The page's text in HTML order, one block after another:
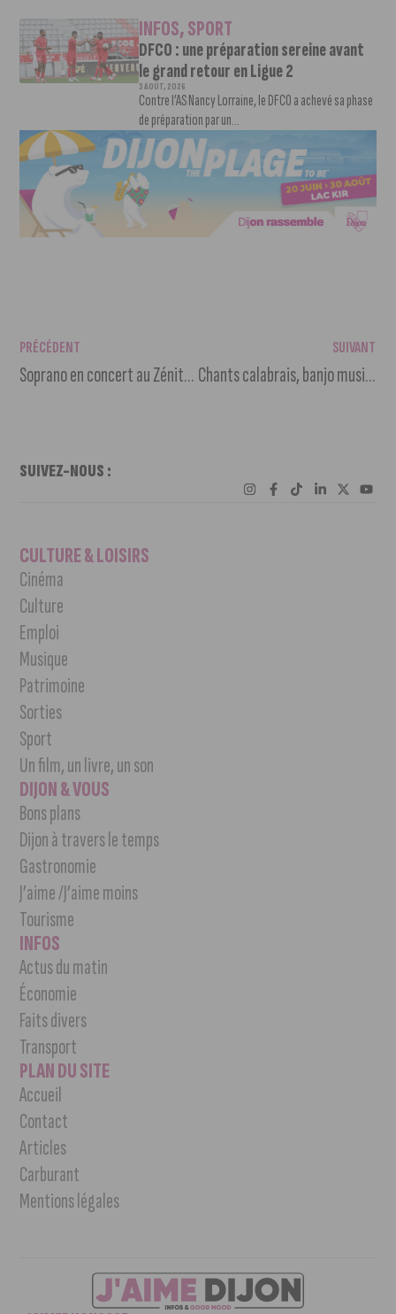
INFOS,SPORT
DFCO : une préparation sereine avant
le grand retour en Ligue 2
3 AOÛT, 2026
Contre l’AS Nancy Lorraine, le DFCO a achevé sa phase
de préparation par un...
PRÉCÉDENT
Soprano en concert au Zénith de Dijon
SUIVANT
Chants calabrais, banjo music et carte blanche au Maquis
SUIVEZ-NOUS :
CULTURE & LOISIRS
Cinéma
Culture
Emploi
Musique
Patrimoine
Sorties
Sport
Un film, un livre, un son
DIJON & VOUS
Bons plans
Dijon à travers le temps
Gastronomie
J’aime /J’aime moins
Tourisme
INFOS
Actus du matin
Économie
Faits divers
Transport
PLAN DU SITE
Accueil
Contact
Articles
Carburant
Mentions légales